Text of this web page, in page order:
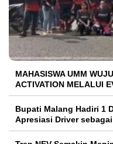
MAHASISWA UMM
ACTIVATION MELALUI
Bupati Malang Hadiri 1
Apresiasi Driver